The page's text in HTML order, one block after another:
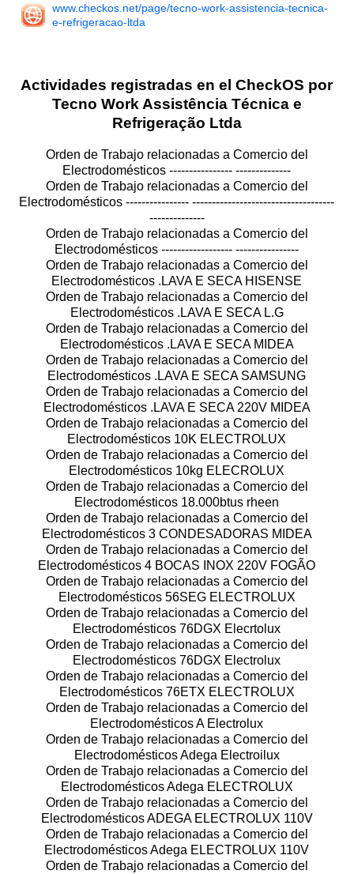
www.checkos.net/page/tecno-work-assistencia-tecnica-
e-refrigeracao-ltda
Actividades registradas en el CheckOS por
Tecno Work Assistência Técnica e
Refrigeração Ltda
Orden de Trabajo relacionadas a Comercio del
Electrodomésticos ---------------- --------------
Orden de Trabajo relacionadas a Comercio del
Electrodomésticos ---------------- ------------------------------------
--------------
Orden de Trabajo relacionadas a Comercio del
Electrodomésticos ------------------ ----------------
Orden de Trabajo relacionadas a Comercio del
Electrodomésticos .LAVA E SECA HISENSE
Orden de Trabajo relacionadas a Comercio del
Electrodomésticos .LAVA E SECA L.G
Orden de Trabajo relacionadas a Comercio del
Electrodomésticos .LAVA E SECA MIDEA
Orden de Trabajo relacionadas a Comercio del
Electrodomésticos .LAVA E SECA SAMSUNG
Orden de Trabajo relacionadas a Comercio del
Electrodomésticos .LAVA E SECA 220V MIDEA
Orden de Trabajo relacionadas a Comercio del
Electrodomésticos 10K ELECTROLUX
Orden de Trabajo relacionadas a Comercio del
Electrodomésticos 10kg ELECROLUX
Orden de Trabajo relacionadas a Comercio del
Electrodomésticos 18.000btus rheen
Orden de Trabajo relacionadas a Comercio del
Electrodomésticos 3 CONDESADORAS MIDEA
Orden de Trabajo relacionadas a Comercio del
Electrodomésticos 4 BOCAS INOX 220V FOGÃO
Orden de Trabajo relacionadas a Comercio del
Electrodomésticos 56SEG ELECTROLUX
Orden de Trabajo relacionadas a Comercio del
Electrodomésticos 76DGX Elecrtolux
Orden de Trabajo relacionadas a Comercio del
Electrodomésticos 76DGX Electrolux
Orden de Trabajo relacionadas a Comercio del
Electrodomésticos 76ETX ELECTROLUX
Orden de Trabajo relacionadas a Comercio del
Electrodomésticos A Electrolux
Orden de Trabajo relacionadas a Comercio del
Electrodomésticos Adega Electroilux
Orden de Trabajo relacionadas a Comercio del
Electrodomésticos Adega ELECTROLUX
Orden de Trabajo relacionadas a Comercio del
Electrodomésticos ADEGA ELECTROLUX 110V
Orden de Trabajo relacionadas a Comercio del
Electrodomésticos Adega ELECTROLUX 110V
Orden de Trabajo relacionadas a Comercio del